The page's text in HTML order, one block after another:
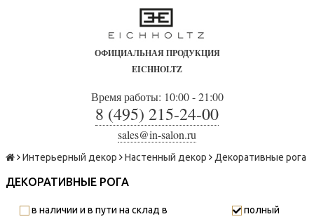
ОФИЦИАЛЬНАЯ ПРОДУКЦИЯ
EICHHOLTZ
Время работы: 10:00 - 21:00
8 (495) 215-24-00
sales@in-salon.ru
Интерьерный декор Настенный декор Декоративные рога
ДЕКОРАТИВНЫЕ РОГА
в наличии и в пути на склад в
полный